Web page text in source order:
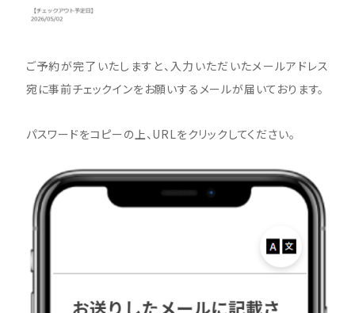
ご予約が完了いたしますと、入力いただいたメールアドレス
宛に事前チェックインをお願いするメールが届いております。
パスワードをコピーの上、URLをクリックしてください。